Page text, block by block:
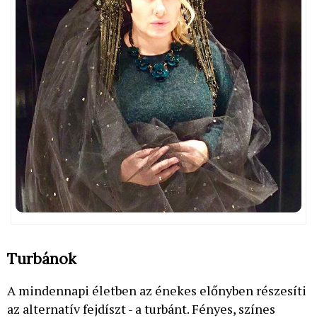
Turbánok
A mindennapi életben az énekes előnyben részesíti
az alternatív fejdíszt - a turbánt. Fényes, színes